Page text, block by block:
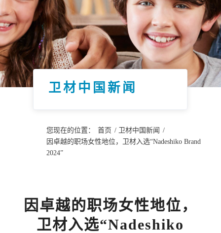
卫材中国新闻
您现在的位置： 首页 / 卫材中国新闻 /
因卓越的职场女性地位，卫材入选“Nadeshiko Brand
2024”
因卓越的职场女性地位，
卫材入选“Nadeshiko